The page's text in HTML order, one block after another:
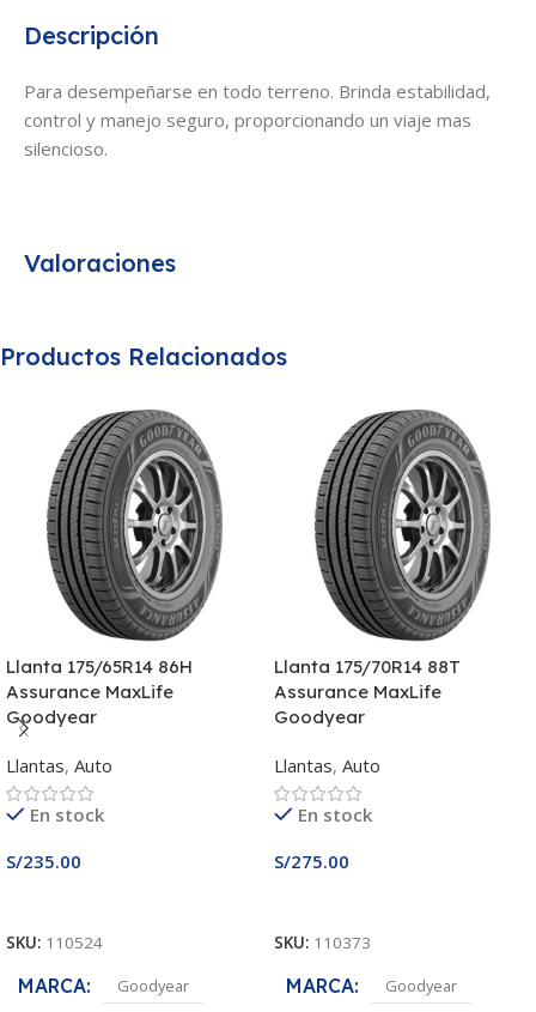
Descripción
Para desempeñarse en todo terreno. Brinda estabilidad,
control y manejo seguro, proporcionando un viaje mas
silencioso.
Valoraciones
Productos Relacionados
Llanta 175/65R14 86H
Assurance MaxLife
Goodyear
Llantas, Auto
En stock
S/235.00
SKU: 110524
MARCA Goodyear
Llanta 175/70R14 88T
Assurance MaxLife
Goodyear
Llantas, Auto
En stock
S/275.00
SKU: 110373
MARCA Goodyear